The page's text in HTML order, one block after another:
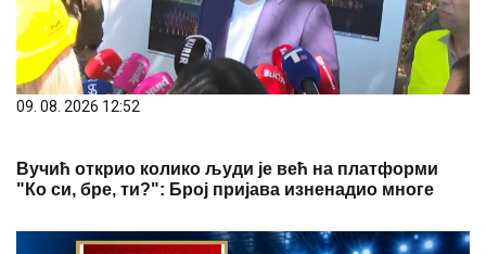
09. 08. 2026 12:52
Вучић открио колико људи је већ на платформи
"Ко си, бре, ти?": Број пријава изненадио многе